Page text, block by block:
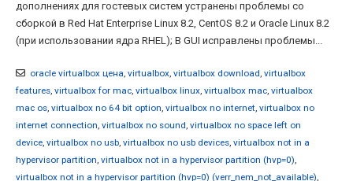
дополнениях для гостевых систем устранены проблемы со
сборкой в Red Hat Enterprise Linux 8.2, CentOS 8.2 и Oracle Linux 8.2
(при использовании ядра RHEL); В GUI исправлены проблемы...
oracle virtualbox цена, virtualbox, virtualbox download, virtualbox
features, virtualbox for mac, virtualbox linux, virtualbox mac, virtualbox
mac os, virtualbox no 64 bit option, virtualbox no internet, virtualbox no
internet connection, virtualbox no sound, virtualbox no space left on
device, virtualbox no usb, virtualbox no usb devices, virtualbox not in a
hypervisor partition, virtualbox not in a hypervisor partition (hvp=0),
virtualbox not in a hypervisor partition (hvp=0) (verr_nem_not_available),